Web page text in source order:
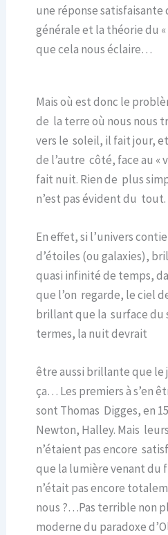
une réponse
générale et la théorie du «
que cela nous éclaire…
Mais où est donc le
de la terre où nous nous
vers le soleil, il fait jour,
de l’autre côté, face au «
fait nuit. Rien de plus
n’est pas évident du tout.
En effet, si l’univers
d’étoiles (ou galaxies),
quasi infinité de temps,
que l’on regarde, le ciel
brillant que la surface du
termes, la nuit devrait
être aussi brillante que
ça… Les premiers à s’en
sont Thomas Digges, en
Newton, Halley. Mais
n’étaient pas encore
que la lumière venant du
n’était pas encore
nous ?…Pas terrible non
moderne du paradoxe